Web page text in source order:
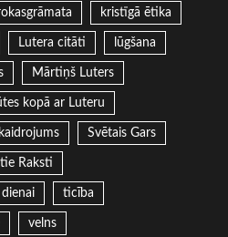
kristīgā ētika
Lutera citāti lūgšana
Mārtiņš Luters
kopā ar Luteru
Svētais Gars
Raksti
ticība
velns